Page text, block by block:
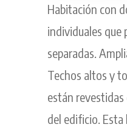
Habitación con
individuales que
separadas.
Techos altos y
están
del edificio.